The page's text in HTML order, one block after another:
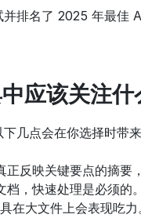
排名了 2025 年最佳
应该关注什
几点会在你选择时带
正反映关键要点的摘要
档，快速处理是必须的。
在大文件上会表现吃